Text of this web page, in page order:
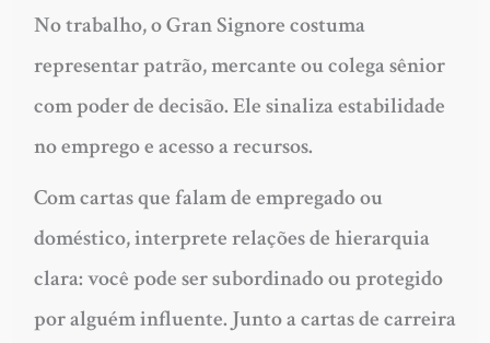
No trabalho, o Gran Signore costuma
representar patrão, mercante ou colega sênior
com poder de decisão. Ele sinaliza estabilidade
no emprego e acesso a recursos.
Com cartas que falam de empregado ou
doméstico, interprete relações de hierarquia
clara: você pode ser subordinado ou protegido
por alguém influente. Junto a cartas de carreira